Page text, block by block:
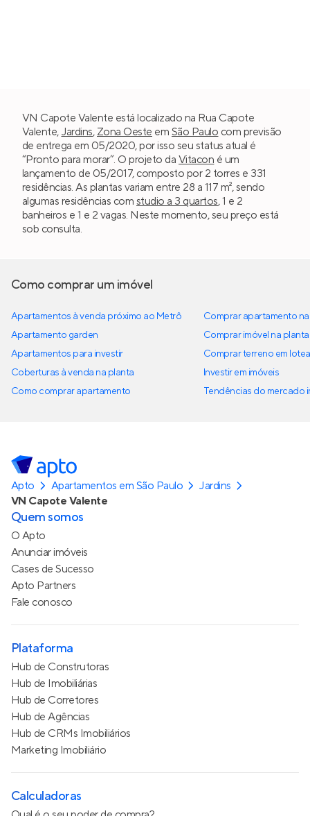
VN Capote Valente está localizado na Rua Capote
Valente, Jardins, Zona Oeste em São Paulo com previsão
de entrega em 05/2020, por isso seu status atual é
“Pronto para morar”. O projeto da Vitacon é um
lançamento de 05/2017, composto por 2 torres e 331
residências. As plantas variam entre 28 a 117 m², sendo
algumas residências com studio a 3 quartos, 1 e 2
banheiros e 1 e 2 vagas. Neste momento, seu preço está
sob consulta.
Como comprar um imóvel
Apartamentos à venda próximo ao Metrô
Apartamento garden
Apartamentos para investir
Coberturas à venda na planta
Como comprar apartamento
Comprar apartamento
Comprar imóvel na planta
Comprar terreno em
Investir em imóveis
Tendências do mercado
Apto Apartamentos em São Paulo
Jardins
VN Capote Valente
Quem somos
O Apto
Anunciar imóveis
Cases de Sucesso
Apto Partners
Fale conosco
Plataforma
Hub de Construtoras
Hub de Imobiliárias
Hub de Corretores
Hub de Agências
Hub de CRMs Imobiliários
Marketing Imobiliário
Calculadoras